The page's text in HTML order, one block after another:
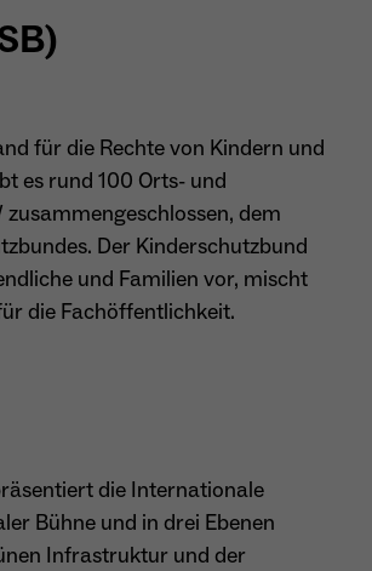
LLC
eine zufällige, pseudonyme ID, damit erkannt
ob ein Besucher neu oder wiederkehrend ist.
Google LLC
Monate
für die Rechte von Kindern und
es rund 100 Orts- und
dem
Der Kinderschutzbund
und Familien vor, mischt
die Fachöffentlichkeit.
die Internationale
Bühne und in drei Ebenen
Infrastruktur und der